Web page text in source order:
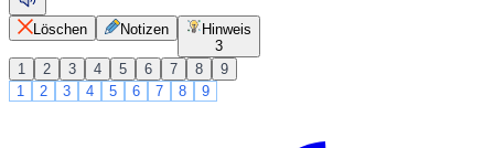
Löschen Notizen
Hinweis
3
1
2 3 4 5 6 7 8
9
1
2 3 4 5 6 7 8 9